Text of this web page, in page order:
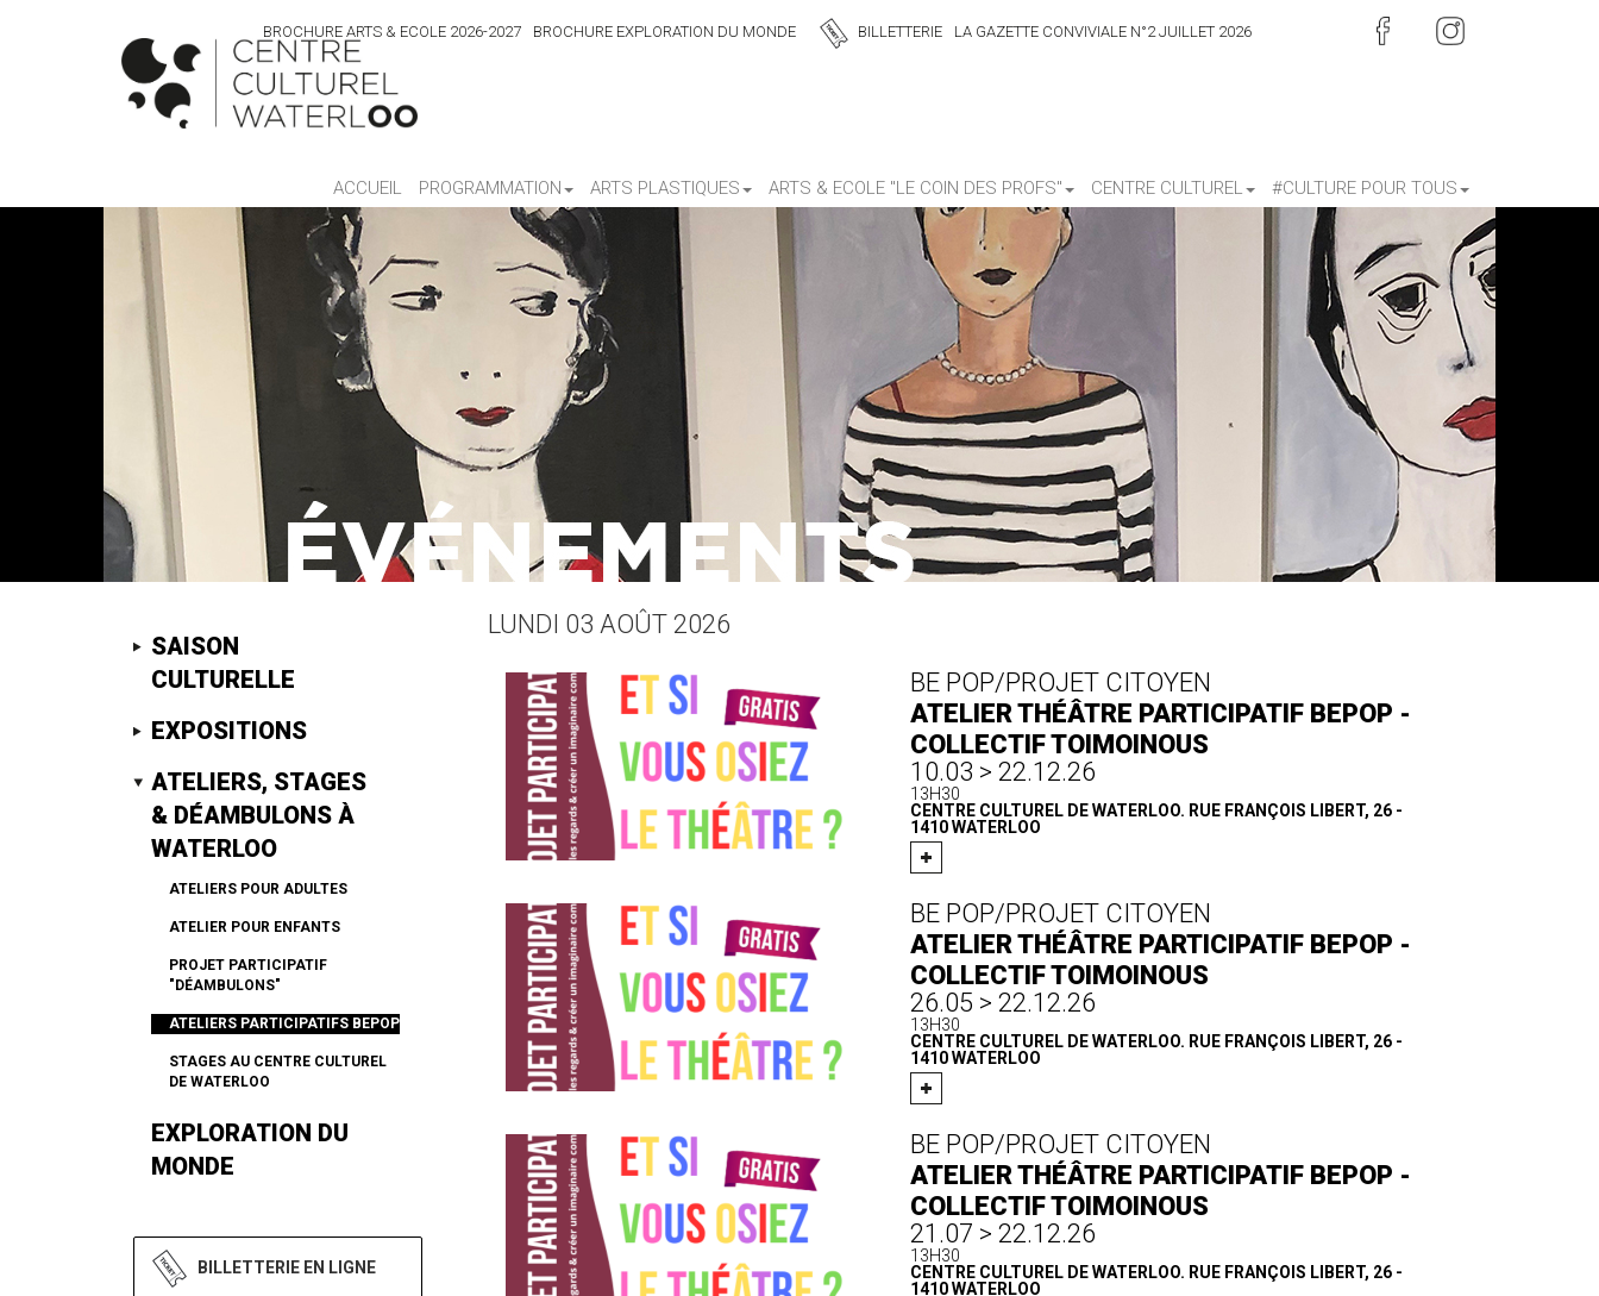
BROCHURE ARTS & ECOLE 2026-2027 BROCHURE EXPLORATION DU MONDE BILLETTERIE LA GAZETTE CONVIVIALE N°2 JUILLET 2026
ACCUEIL PROGRAMMATION ARTS PLASTIQUES ARTS & ECOLE "LE COIN DES PROFS" CENTRE CULTUREL #CULTURE POUR TOUS
SAISON
CULTURELLE
EXPOSITIONS
ATELIERS, STAGES
& DÉAMBULONS À
WATERLOO
ATELIERS POUR ADULTES
ATELIER POUR ENFANTS
PROJET PARTICIPATIF
"DÉAMBULONS"
ATELIERS PARTICIPATIFS BEPOP
STAGES AU CENTRE CULTUREL
DE WATERLOO
EXPLORATION DU
MONDE
BILLETTERIE EN LIGNE
LUNDI 03 AOÛT 2026
BE POP/PROJET CITOYEN
ATELIER THÉÂTRE PARTICIPATIF BEPOP -
COLLECTIF TOIMOINOUS
10.03 > 22.12.26
13H30
CENTRE CULTUREL DE WATERLOO. RUE FRANÇOIS LIBERT, 26 -
1410 WATERLOO
BE POP/PROJET CITOYEN
ATELIER THÉÂTRE PARTICIPATIF BEPOP -
COLLECTIF TOIMOINOUS
26.05 > 22.12.26
13H30
CENTRE CULTUREL DE WATERLOO. RUE FRANÇOIS LIBERT, 26 -
1410 WATERLOO
BE POP/PROJET CITOYEN
ATELIER THÉÂTRE PARTICIPATIF BEPOP -
COLLECTIF TOIMOINOUS
21.07 > 22.12.26
13H30
CENTRE CULTUREL DE WATERLOO. RUE FRANÇOIS LIBERT, 26 -
1410 WATERLOO